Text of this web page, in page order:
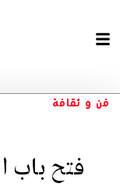
فن و ثقافة
فتح باب